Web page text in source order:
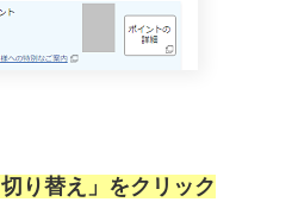
り替え」をクリック